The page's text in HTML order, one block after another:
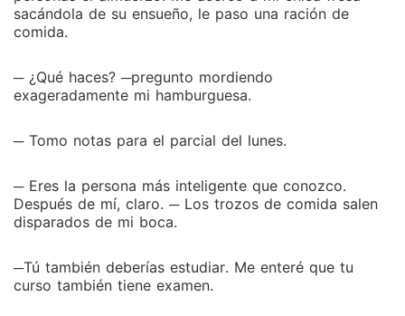
sacándola de su ensueño, le paso una ración de
comida.
─ ¿Qué haces? ─pregunto mordiendo
exageradamente mi hamburguesa.
─ Tomo notas para el parcial del lunes.
─ Eres la persona más inteligente que conozco.
Después de mí, claro. ─ Los trozos de comida salen
disparados de mi boca.
─Tú también deberías estudiar. Me enteré que tu
curso también tiene examen.